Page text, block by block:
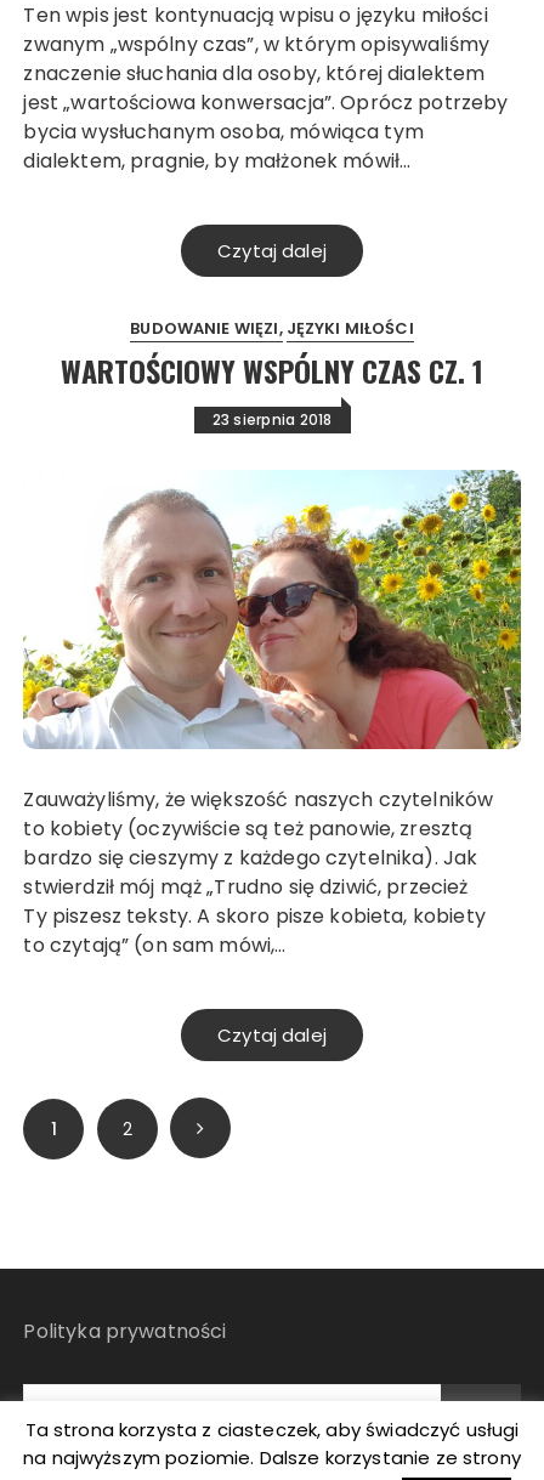
Ten wpis jest kontynuacją wpisu o języku miłości
zwanym „wspólny czas”, w którym opisywaliśmy
znaczenie słuchania dla osoby, której dialektem
jest „wartościowa konwersacja”. Oprócz potrzeby
bycia wysłuchanym osoba, mówiąca tym
dialektem, pragnie, by małżonek mówił…
Czytaj dalej
BUDOWANIE WIĘZI JĘZYKI MIŁOŚCI
WARTOŚCIOWY WSPÓLNY CZAS CZ. 1
23 sierpnia 2018
Zauważyliśmy, że większość naszych czytelników
to kobiety (oczywiście są też panowie, zresztą
bardzo się cieszymy z każdego czytelnika). Jak
stwierdził mój mąż „Trudno się dziwić, przecież
Ty piszesz teksty. A skoro pisze kobieta, kobiety
to czytają” (on sam mówi,…
Czytaj dalej
Stronicowanie
wpisów
1 2
Polityka prywatności
Ta strona korzysta z ciasteczek, aby świadczyć usługi
na najwyższym poziomie. Dalsze korzystanie ze strony